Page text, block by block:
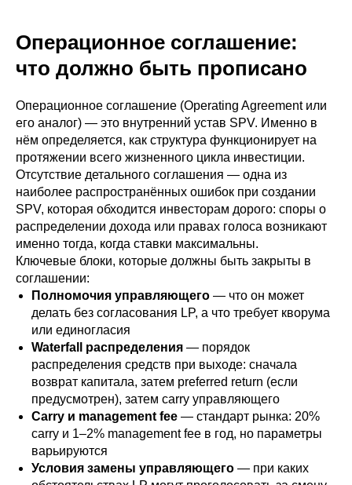
Операционное соглашение:
что должно быть прописано
Операционное соглашение (Operating Agreement или
его аналог) — это внутренний устав SPV. Именно в
нём определяется, как структура функционирует на
протяжении всего жизненного цикла инвестиции.
Отсутствие детального соглашения — одна из
наиболее распространённых ошибок при создании
SPV, которая обходится инвесторам дорого: споры о
распределении дохода или правах голоса возникают
именно тогда, когда ставки максимальны.
Ключевые блоки, которые должны быть закрыты в
соглашении:
Полномочия управляющего — что он может
делать без согласования LP, а что требует кворума
или единогласия
Waterfall распределения — порядок
распределения средств при выходе: сначала
возврат капитала, затем preferred return (если
предусмотрен), затем carry управляющего
Carry и management fee — стандарт рынка: 20%
carry и 1–2% management fee в год, но параметры
варьируются
Условия замены управляющего — при каких